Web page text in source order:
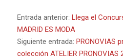
01-
11
Entrada anterior: Llega el
MADRID ES MODA
Siguiente entrada: PRONOVIAS
colección ATELIER PRONOVIAS